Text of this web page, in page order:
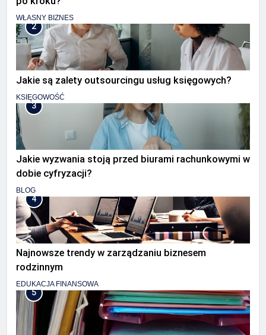
WŁASNY BIZNES
2
Jakie są zalety outsourcingu usług księgowych?
KSIĘGOWOŚĆ
3
Jakie wyzwania stoją przed biurami rachunkowymi w
dobie cyfryzacji?
BLOG
4
Najnowsze trendy w zarządzaniu biznesem
rodzinnym
EDUKACJA FINANSOWA
5